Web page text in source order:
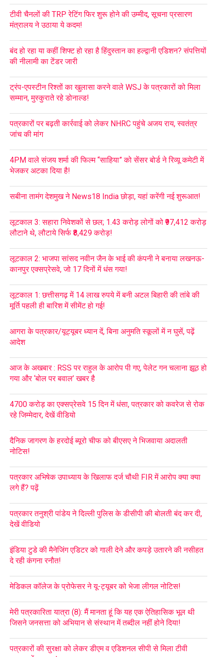
टीवी चैनलों की TRP रेटिंग फिर शुरू होने की उम्मीद, सूचना प्रसारण
मंत्रालय ने उठाया ये कदम!
बंद हो रहा या कहीं शिफ्ट हो रहा है हिंदुस्तान का हल्द्वानी एडिशन? संपत्तियों
की नीलामी का टेंडर जारी
ट्रंप-एपस्टीन रिश्तों का खुलासा करने वाले WSJ के पत्रकारों को मिला
सम्मान, मुस्कुराते रहे डोनाल्ड!
पत्रकारों पर बढ़ती कार्रवाई को लेकर NHRC पहुंचे अजय राय, स्वतंत्र
जांच की मांग
4PM वाले संजय शर्मा की फिल्म “साहिया” को सेंसर बोर्ड ने रिव्यू कमेटी में
भेजकर अटका दिया है!
सबीना तामंग देशमुख ने News18 India छोड़ा, यहां करेंगी नई शुरूआत!
लूटकाल 3: सहारा निवेशकों से छल; 1.43 करोड़ लोगों को ₹97,412 करोड़
लौटाने थे, लौटाये सिर्फ ₹8,429 करोड़!
लूटकाल 2: भाजपा सांसद नवीन जैन के भाई की कंपनी ने बनाया लखनऊ-
कानपुर एक्सप्रेसवे, जो 17 दिनों में धंस गया!
लूटकाल 1: छत्तीसगढ़ में 14 लाख रुपये में बनी अटल बिहारी की तांबे की
मूर्ति पहली ही बारिश में सीमेंट हो गई!
आगरा के पत्रकार/यूट्यूबर ध्यान दें, बिना अनुमति स्कूलों में न घुसें, पढ़ें
आदेश
आज के अखबार : RSS पर राहुल के आरोप पी गए, पेलेट गन चलाना झूठ हो
गया और ‘बोल पर बवाल’ खबर है
4700 करोड़ का एक्सप्रेसवे 15 दिन में धंसा, पत्रकार को कवरेज से रोक
रहे जिम्मेदार, देखें वीडियो
दैनिक जागरण के हरदोई ब्यूरो चीफ को बीएसए ने भिजवाया अदालती
नोटिस!
पत्रकार अभिषेक उपाध्याय के खिलाफ दर्ज चौथी FIR में आरोप क्या क्या
लगे हैं? पढ़ें
पत्रकार तनुश्री पांडेय ने दिल्ली पुलिस के डीसीपी की बोलती बंद कर दी,
देखें वीडियो
इंडिया टुडे की मैनेजिंग एडिटर को गाली देने और कपड़े उतारने की नसीहत
दे रही कंगना रनौत!
मेडिकल कॉलेज के प्रोफेसर ने यू-ट्यूबर को भेजा लीगल नोटिस!
मेरी पत्रकारिता यात्रा (8): मैं मानता हूं कि यह एक ऐतिहासिक भूल थी
जिसने जनसत्ता को अभियान से संस्थान में तब्दील नहीं होने दिया!
पत्रकारों की सुरक्षा को लेकर डीएम व एडिशनल सीपी से मिला टीवी